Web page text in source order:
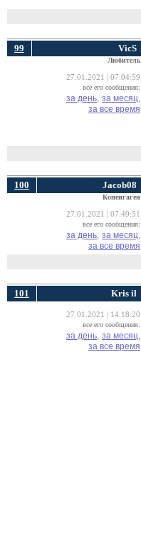
99 VicS
Любитель
27.01.2021 | 07:04:59
все его сообщения:
за день, за месяц,
за все время
100 Jacob08
Копенгаген
27.01.2021 | 07:49:51
все его сообщения:
за день, за месяц,
за все время
101 Kris il
27.01.2021 | 14:18:20
все его сообщения:
за день, за месяц,
за все время